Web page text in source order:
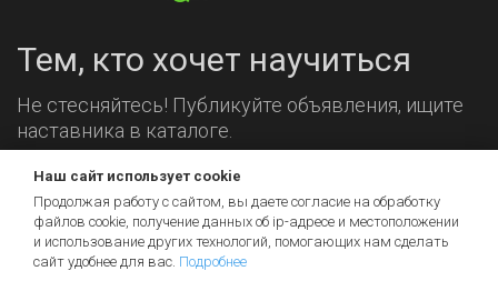
Тем, кто хочет научиться
Не стесняйтесь! Публикуйте объявления, ищите
наставника в каталоге.
Мы на связи!
Наш сайт использует cookie
Продолжая работу с сайтом, вы даете согласие на обработку
файлов cookie, получение данных об ip-адресе и местоположении
и использование других технологий, помогающих нам сделать
сайт удобнее для вас. Подробнее